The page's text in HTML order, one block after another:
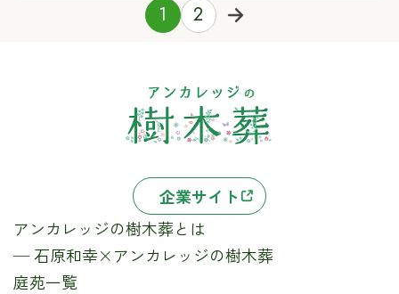
1 2
企業サイト
アンカレッジの樹木葬とは
─ 石原和幸×アンカレッジの樹木葬
庭苑一覧